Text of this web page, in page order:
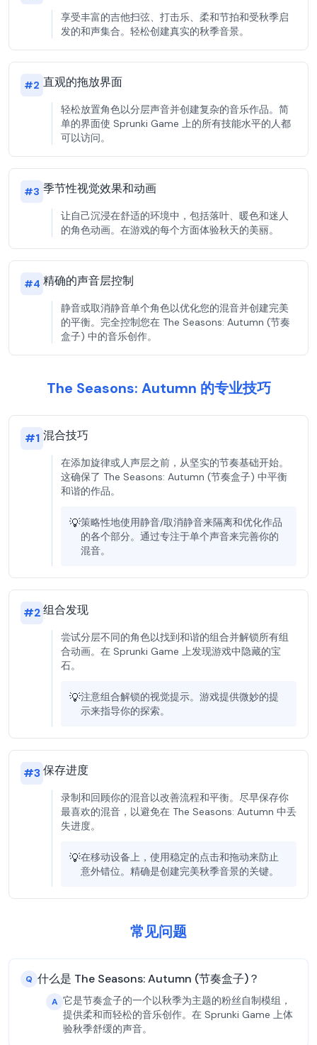
享受丰富的吉他扫弦、打击乐、柔和节拍和受秋季启
发的和声集合。轻松创建真实的秋季音景。
#2 直观的拖放界面
轻松放置角色以分层声音并创建复杂的音乐作品。简
单的界面使 Sprunki Game 上的所有技能水平的人都
可以访问。
#3 季节性视觉效果和动画
让自己沉浸在舒适的环境中，包括落叶、暖色和迷人
的角色动画。在游戏的每个方面体验秋天的美丽。
#4 精确的声音层控制
静音或取消静音单个角色以优化您的混音并创建完美
的平衡。完全控制您在 The Seasons: Autumn (节奏
盒子) 中的音乐创作。
The Seasons: Autumn 的专业技巧
#1 混合技巧
在添加旋律或人声层之前，从坚实的节奏基础开始。
这确保了 The Seasons: Autumn (节奏盒子) 中平衡
和谐的作品。
💡策略性地使用静音/取消静音来隔离和优化作品
的各个部分。通过专注于单个声音来完善你的
混音。
#2组合发现
尝试分层不同的角色以找到和谐的组合并解锁所有组
合动画。在 Sprunki Game 上发现游戏中隐藏的宝
石。
💡注意组合解锁的视觉提示。游戏提供微妙的提
示来指导你的探索。
#3保存进度
录制和回顾你的混音以改善流程和平衡。尽早保存你
最喜欢的混音，以避免在 The Seasons: Autumn 中丢
失进度。
💡在移动设备上，使用稳定的点击和拖动来防止
意外错位。精确是创建完美秋季音景的关键。
常见问题
Q 什么是 The Seasons: Autumn (节奏盒子)？
A 它是节奏盒子的一个以秋季为主题的粉丝自制模组，
提供柔和而轻松的音乐创作。在 Sprunki Game 上体
验秋季舒缓的声音。